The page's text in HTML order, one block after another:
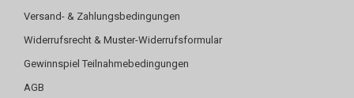
Versand- & Zahlungsbedingungen
Widerrufsrecht & Muster-Widerrufsformular
Gewinnspiel Teilnahmebedingungen
AGB